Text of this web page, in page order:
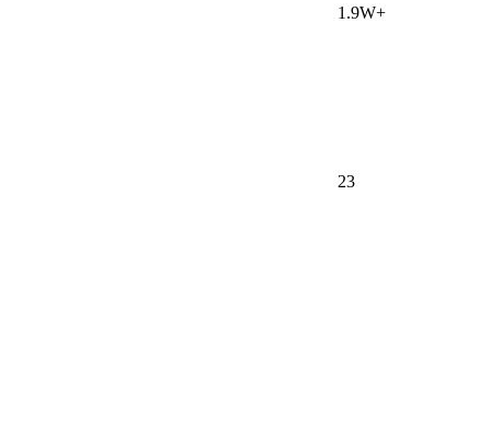
1.9W+
23